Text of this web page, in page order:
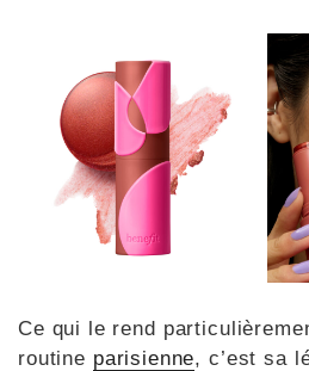
Ce qui le rend
routine parisienne, c’est sa